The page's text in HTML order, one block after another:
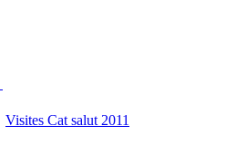
Visites Cat salut 2011